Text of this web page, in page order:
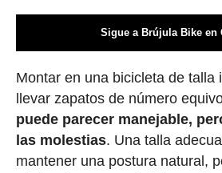
Sigue a Brújula Bike en
Montar en una bicicleta de talla
llevar zapatos de número
puede parecer manejable,
las molestias. Una talla
mantener una postura natural,